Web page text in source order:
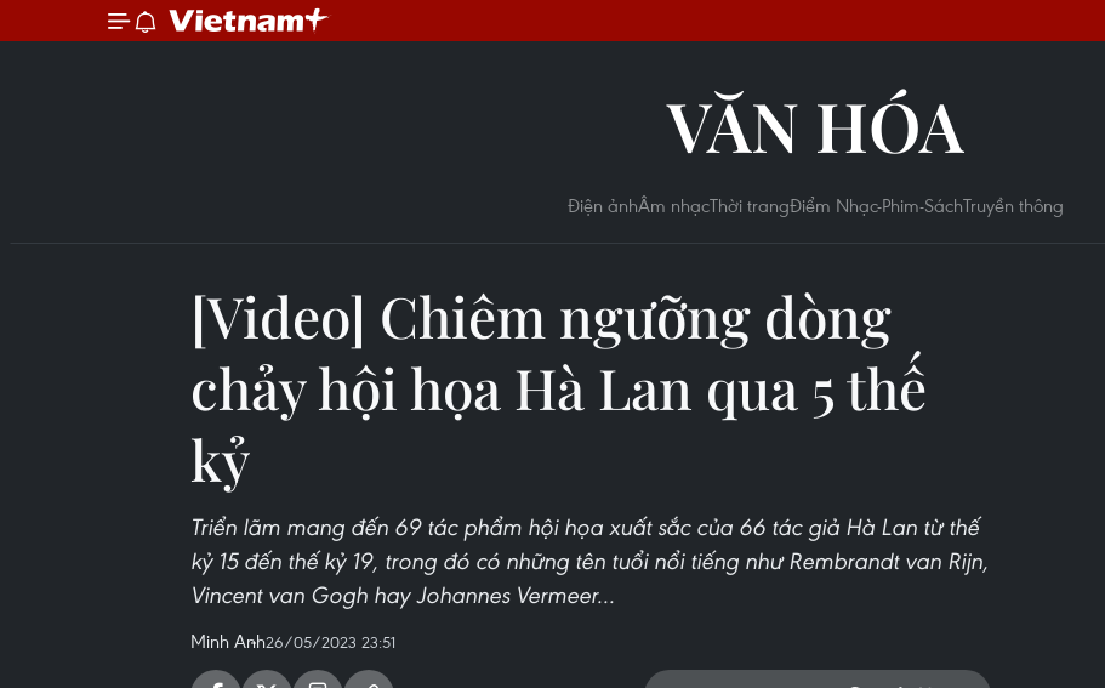
VĂN HÓA
Điện ảnhÂm nhạcThời trangĐiểm Nhạc-Phim-SáchTruyền thông
[Video] Chiêm ngưỡng dòng
chảy hội họa Hà Lan qua 5 thế
kỷ
Triển lãm mang đến 69 tác phẩm hội họa xuất sắc của 66 tác giả Hà Lan từ thế
kỷ 15 đến thế kỷ 19, trong đó có những tên tuổi nổi tiếng như Rembrandt van Rijn,
Vincent van Gogh hay Johannes Vermeer...
Minh Anh26/05/2023 23:51